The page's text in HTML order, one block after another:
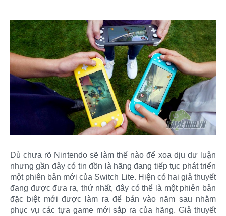
Dù chưa rõ Nintendo sẽ làm thế nào để xoa dịu dư luận
nhưng gần đây có tin đồn là hãng đang tiếp tục phát triển
một phiên bản mới của Switch Lite. Hiện có hai giả thuyết
đang được đưa ra, thứ nhất, đây có thể là một phiên bản
đặc biệt mới được làm ra để bán vào năm sau nhằm
phục vụ các tựa game mới sắp ra của hãng. Giả thuyết